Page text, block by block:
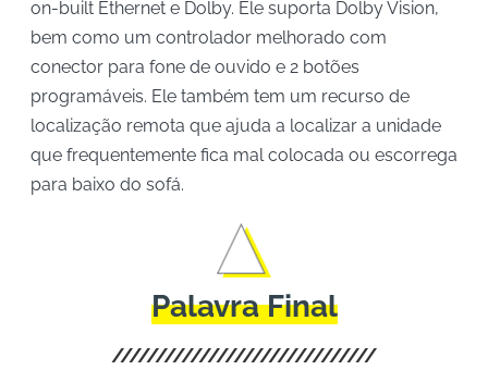
on-built Ethernet e Dolby. Ele suporta Dolby Vision,
bem como um controlador melhorado com
conector para fone de ouvido e 2 botões
programáveis. Ele também tem um recurso de
localização remota que ajuda a localizar a unidade
que frequentemente fica mal colocada ou escorrega
para baixo do sofá.
Palavra Final